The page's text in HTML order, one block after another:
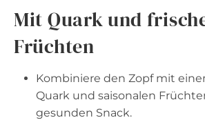
Mit Quark und
Früchten
Kombiniere den Zopf mit
Quark und saisonalen
gesunden Snack.